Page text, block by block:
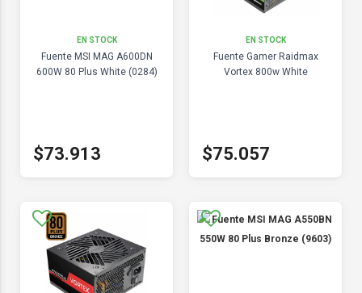
EN STOCK
Fuente MSI MAG A600DN
600W 80 Plus White (0284)
$73.913
EN STOCK
Fuente Gamer Raidmax
Vortex 800w White
$75.057